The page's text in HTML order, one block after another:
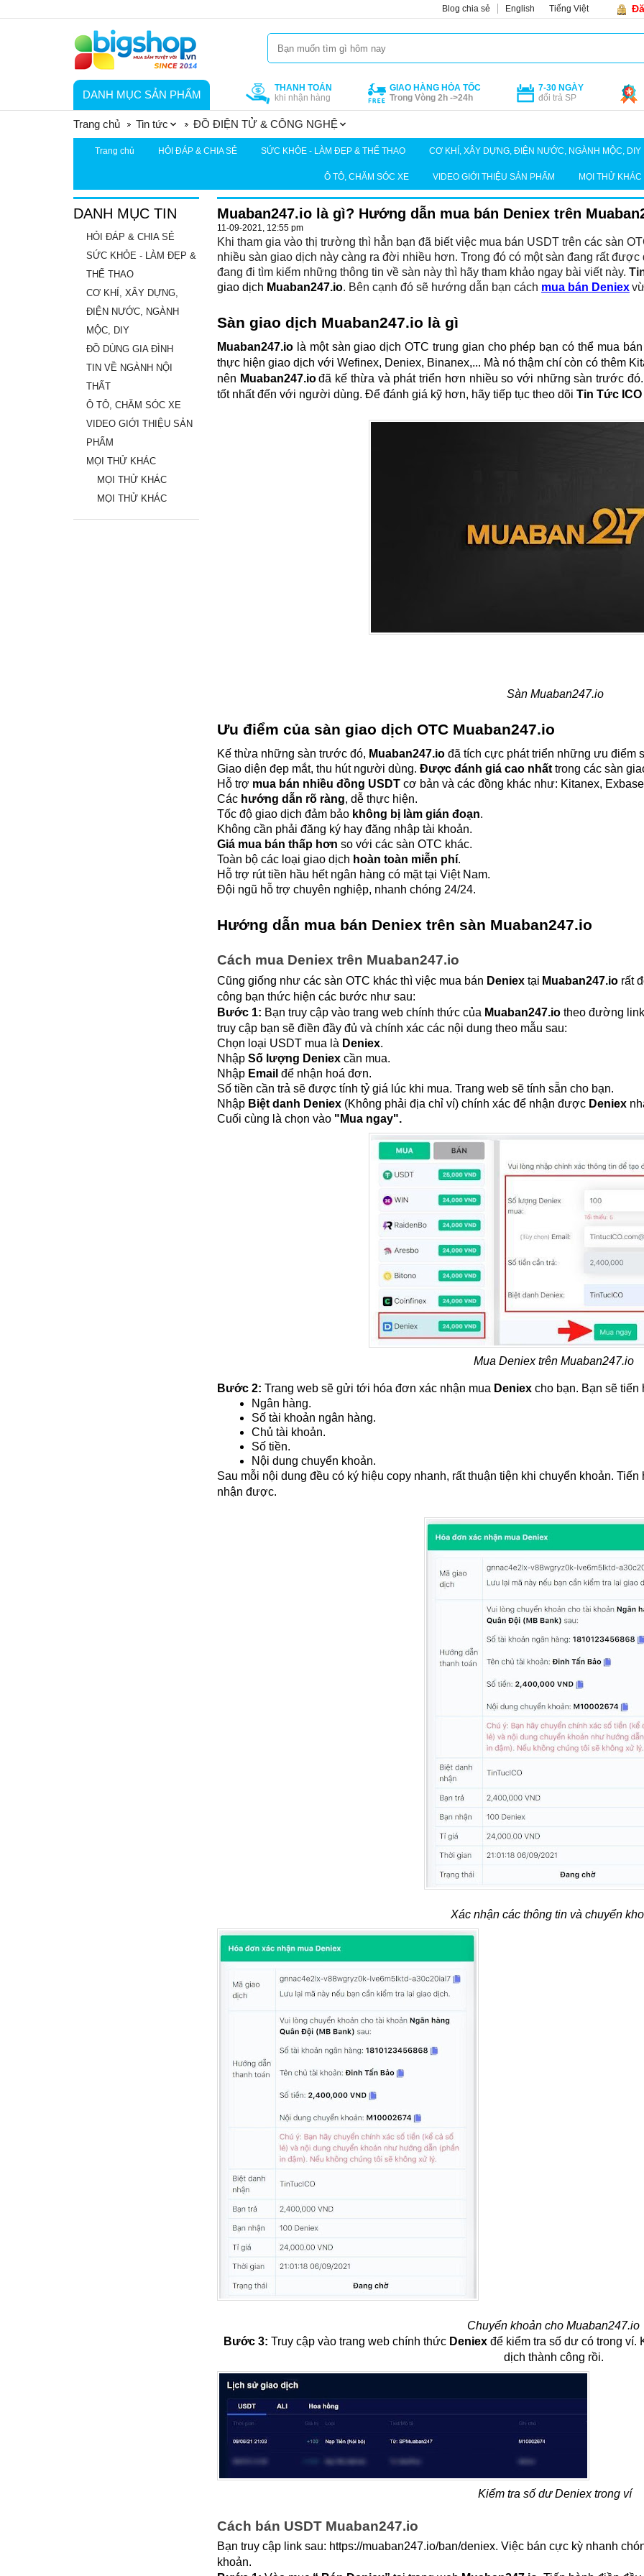
Blog chia sẻ English Tiếng Việt
DANH MỤC SẢN PHẨM
THANH TOÁN
khi nhận hàng
GIAO HÀNG HỎA TỐC
Trong Vòng 2h ->24h
7-30 NGÀY
đổi trả SP
Trang chủ Tin tức ĐỒ ĐIỆN TỬ & CÔNG NGHỆ
Trang chủ HỎI ĐÁP & CHIA SẺ SỨC KHỎE - LÀM ĐẸP & THỂ THAO CƠ KHÍ, XÂY DỰNG, ĐIỆN NƯỚC, NGÀNH MỘC, DIY
Ô TÔ, CHĂM SÓC XE VIDEO GIỚI THIỆU SẢN PHẨM MỌI THỬ KHÁC
DANH MỤC TIN
HỎI ĐÁP & CHIA SẺ
SỨC KHỎE - LÀM ĐẸP &
THỂ THAO
CƠ KHÍ, XÂY DỰNG,
ĐIỆN NƯỚC, NGÀNH
MỘC, DIY
ĐỒ DÙNG GIA ĐÌNH
TIN VỀ NGÀNH NỘI
THẤT
Ô TÔ, CHĂM SÓC XE
VIDEO GIỚI THIỆU SẢN
PHẨM
MỌI THỬ KHÁC
MỌI THỬ KHÁC
MỌI THỬ KHÁC
Muaban247.io là gì? Hướng dẫn mua bán Deniex trên
11-09-2021, 12:55 pm
Khi tham gia vào thị trường thì hẳn bạn đã biết việc mua bán USDT trên các sàn
nhiều sàn giao dịch này càng ra đời nhiều hơn. Trong đó có một sàn đang rất
đang đi tìm kiếm những thông tin về sàn này thì hãy tham khảo ngay bài viết này.
giao dịch Muaban247.io. Bên cạnh đó sẽ hướng dẫn bạn cách mua bán Deniex
Sàn giao dịch Muaban247.io là gì
Muaban247.io là một sàn giao dịch OTC trung gian cho phép bạn có thể mua
thực hiện giao dịch với Wefinex, Deniex, Binanex,... Mà nó thậm chí còn có thêm
nên Muaban247.io đã kế thừa và phát triển hơn nhiều so với những sàn trước
tốt nhất đến với người dùng. Để đánh giá kỹ hơn, hãy tiếp tục theo dõi Tin Tức ICO
Sàn Muaban247.io
Ưu điểm của sàn giao dịch OTC Muaban247.io
Kế thừa những sàn trước đó, Muaban247.io đã tích cực phát triển những ưu điểm
Giao diện đẹp mắt, thu hút người dùng. Được đánh giá cao nhất trong các sàn
Hỗ trợ mua bán nhiều đồng USDT cơ bản và các đồng khác như: Kitanex,
Các hướng dẫn rõ ràng, dễ thực hiện.
Tốc độ giao dịch đảm bảo không bị làm gián đoạn.
Không cần phải đăng ký hay đăng nhập tài khoản.
Giá mua bán thấp hơn so với các sàn OTC khác.
Toàn bộ các loại giao dịch hoàn toàn miễn phí.
Hỗ trợ rút tiền hầu hết ngân hàng có mặt tại Việt Nam.
Đội ngũ hỗ trợ chuyên nghiệp, nhanh chóng 24/24.
Hướng dẫn mua bán Deniex trên sàn Muaban247.io
Cách mua Deniex trên Muaban247.io
Cũng giống như các sàn OTC khác thì việc mua bán Deniex tại Muaban247.io rất
công bạn thức hiện các bước như sau:
Bước 1: Bạn truy cập vào trang web chính thức của Muaban247.io theo đường
truy cập bạn sẽ điền đầy đủ và chính xác các nội dung theo mẫu sau:
Chọn loại USDT mua là Deniex.
Nhập Số lượng Deniex cần mua.
Nhập Email để nhận hoá đơn.
Số tiền cần trả sẽ được tính tỷ giá lúc khi mua. Trang web sẽ tính sẵn cho bạn.
Nhập Biệt danh Deniex (Không phải địa chỉ ví) chính xác để nhận được Deniex
Cuối cùng là chọn vào "Mua ngay".
Mua Deniex trên Muaban247.io
Bước 2: Trang web sẽ gửi tới hóa đơn xác nhận mua Deniex cho bạn. Bạn sẽ tiến
Ngân hàng.
Số tài khoản ngân hàng.
Chủ tài khoản.
Số tiền.
Nội dung chuyển khoản.
Sau mỗi nội dung đều có ký hiệu copy nhanh, rất thuận tiện khi chuyển khoản.
nhận được.
Xác nhận các thông tin và chuyển
Chuyển khoản cho Muaban247.io
Bước 3: Truy cập vào trang web chính thức Deniex để kiểm tra số dư có trong ví.
dịch thành công rồi.
Kiểm tra số dư Deniex trong ví
Cách bán USDT Muaban247.io
Bạn truy cập link sau: https://muaban247.io/ban/deniex. Việc bán cực kỳ nhanh
khoản.